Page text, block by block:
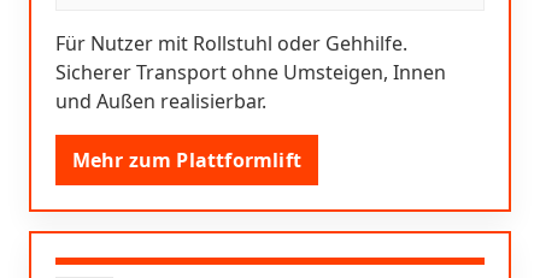
Für Nutzer mit Rollstuhl oder Gehhilfe.
Sicherer Transport ohne Umsteigen, Innen
und Außen realisierbar.
Mehr zum Plattformlift